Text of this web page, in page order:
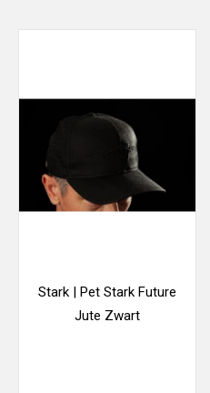
Stark | Pet Stark Future
Jute Zwart